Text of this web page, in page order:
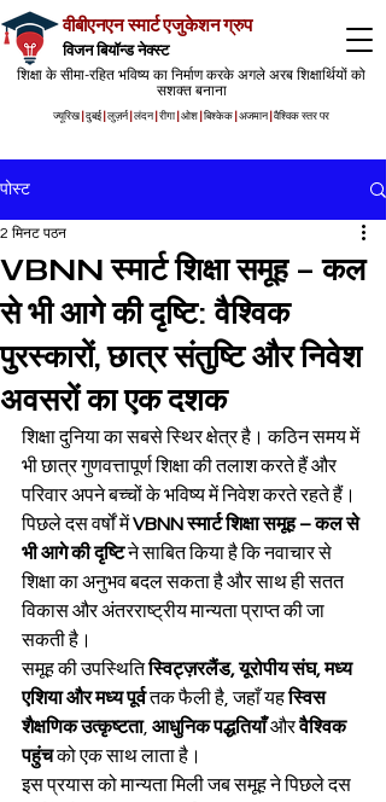
वीबीएनएन स्मार्ट एजुकेशन ग्रुप
विजन बियॉन्ड नेक्स्ट
शिक्षा के सीमा-रहित भविष्य का निर्माण करके अगले अरब शिक्षार्थियों को
सशक्त बनाना
ज्यूरिख दुबई लुज़र्न लंदन रीगा ओश बिश्केक अजमान वैश्विक स्तर पर
पोस्ट
VBNN स्मार्ट शिक्षा समूह – कल
से भी आगे की दृष्टि: वैश्विक
पुरस्कारों, छात्र संतुष्टि और निवेश
अवसरों का एक दशक
2 मिनट पठन
शिक्षा दुनिया का सबसे स्थिर क्षेत्र है। कठिन समय में
भी छात्र गुणवत्तापूर्ण शिक्षा की तलाश करते हैं और
परिवार अपने बच्चों के भविष्य में निवेश करते रहते हैं।
पिछले दस वर्षों में VBNN स्मार्ट शिक्षा समूह – कल से
भी आगे की दृष्टि ने साबित किया है कि नवाचार से
शिक्षा का अनुभव बदल सकता है और साथ ही सतत
विकास और अंतरराष्ट्रीय मान्यता प्राप्त की जा
सकती है।
समूह की उपस्थिति स्विट्ज़रलैंड, यूरोपीय संघ, मध्य
एशिया और मध्य पूर्व तक फैली है, जहाँ यह स्विस
शैक्षणिक उत्कृष्टता, आधुनिक पद्धतियाँ और वैश्विक
पहुंच को एक साथ लाता है।
इस प्रयास को मान्यता मिली जब समूह ने पिछले दस